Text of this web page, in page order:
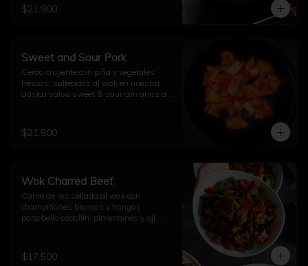
$21.900
Sweet and Sour Pork
Cerdo crujiente con piña y vegetales
frescos, salteados al wok en nuestra
clásica salsa sweet & sour con arroz a
$21.500
Wok Charred Beef.
Carne de res sellada al wok con
champiñones blancos y hongos
portobello,cebollín, pimentones y ají.
$17.500